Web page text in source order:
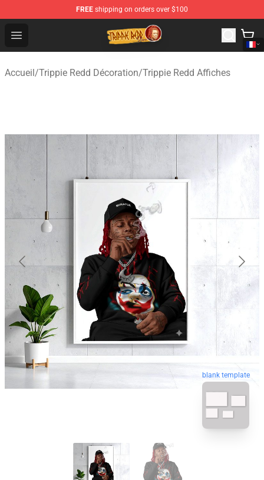
FREE shipping on orders over $100
Open menu
Trippie Redd Store - Official Trippie Redd Merchandise
Accueil/Trippie Redd Décoration/Trippie Redd Affiches
blank template